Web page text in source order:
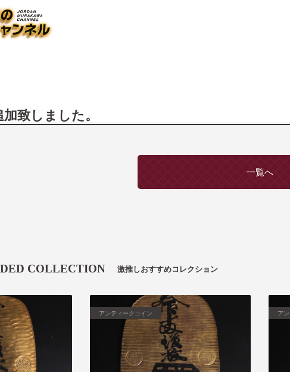
致しました。
一覧へ
COLLECTION 激推しおすすめコレクション
アンティークコイン ア